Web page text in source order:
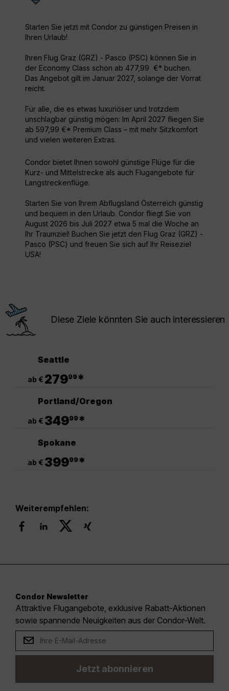
Starten Sie jetzt mit Condor zu günstigen Preisen in
Ihren Urlaub!
Ihren Flug Graz (GRZ) - Pasco (PSC) können Sie in
der Economy Class schon ab 477,99 €* buchen.
Das Angebot gilt im Januar 2027, solange der Vorrat
reicht.
Für alle, die es etwas luxuriöser und trotzdem
unschlagbar günstig mögen: Im April 2027 fliegen Sie
ab 597,99 €* Premium Class – mit mehr Sitzkomfort
und vielen weiteren Extras.
Condor bietet Ihnen sowohl günstige Flüge für die
Kurz- und Mittelstrecke als auch Flugangebote für
Langstreckenflüge.
Starten Sie von Ihrem Abflugsland Österreich günstig
und bequem in den Urlaub. Condor fliegt Sie von
August 2026 bis Juli 2027 etwa 5 mal die Woche an
Ihr Traumziel! Buchen Sie jetzt den Flug Graz (GRZ) -
Pasco (PSC) und freuen Sie sich auf Ihr Reiseziel
USA!
Diese Ziele könnten Sie auch interessieren
Seattle
ab € 27999*
Portland/Oregon
ab € 34999*
Spokane
ab € 39999*
Weiterempfehlen:
Condor Newsletter
Attraktive Flugangebote, exklusive Rabatt-Aktionen
sowie spannende Neuigkeiten aus der Condor-Welt.
Jetzt abonnieren